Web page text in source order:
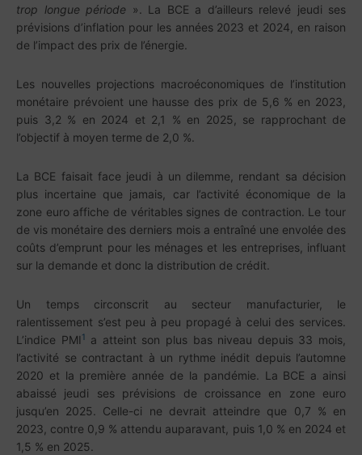
trop longue période ». La BCE a d’ailleurs relevé jeudi ses
prévisions d’inflation pour les années 2023 et 2024, en raison
de l’impact des prix de l’énergie.
Les nouvelles projections macroéconomiques de l’institution
monétaire prévoient une hausse des prix de 5,6 % en 2023,
puis 3,2 % en 2024 et 2,1 % en 2025, se rapprochant de
l’objectif à moyen terme de 2,0 %.
La BCE faisait face jeudi à un dilemme, rendant sa décision
plus incertaine que jamais, car l’activité économique de la
zone euro affiche de véritables signes de contraction. Le tour
de vis monétaire des derniers mois a entraîné une envolée des
coûts d’emprunt pour les ménages et les entreprises, influant
sur la demande et donc la distribution de crédit.
Un temps circonscrit au secteur manufacturier, le
ralentissement s’est peu à peu propagé à celui des services.
L’indice PMI1
a atteint son plus bas niveau depuis 33 mois,
l’activité se contractant à un rythme inédit depuis l’automne
2020 et la première année de la pandémie. La BCE a ainsi
abaissé jeudi ses prévisions de croissance en zone euro
jusqu’en 2025. Celle-ci ne devrait atteindre que 0,7 % en
2023, contre 0,9 % attendu auparavant, puis 1,0 % en 2024 et
1,5 % en 2025.